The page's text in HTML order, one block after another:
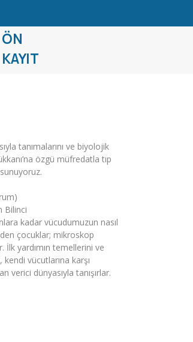
tanımalarını ve biyolojik
özgü müfredatla tıp
Bilinci
kadar vücudumuzun nasıl
çocuklar; mikroskop
yardımın temellerini ve
vücutlarına karşı
verici dünyasıyla tanışırlar.
ÖN
KAYIT